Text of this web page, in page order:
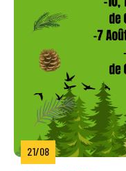
21/08